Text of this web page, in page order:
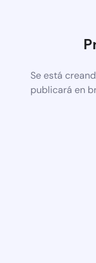
Se está
publicará en